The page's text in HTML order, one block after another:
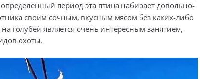
определенный период эта птица набирает довольно-
своим сочным, вкусным мясом без каких-либо
голубей является очень интересным занятием,
охоты.